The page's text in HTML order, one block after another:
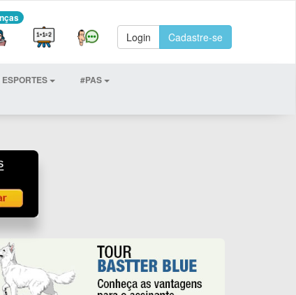
Login Cadastre-se
#PAS